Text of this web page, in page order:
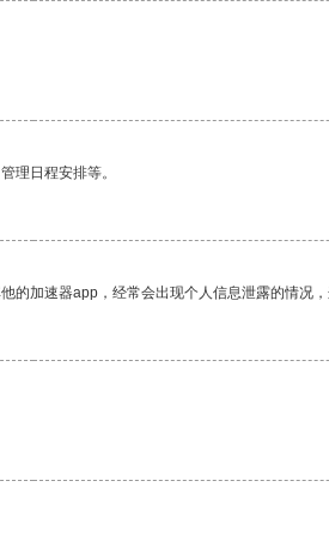
理日程安排等。
加速器app，经常会出现个人信息泄露的情况，